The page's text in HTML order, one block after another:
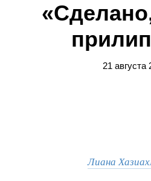
21 августа
Лиана